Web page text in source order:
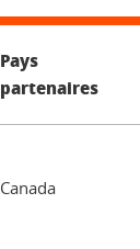
Pays
partenaires
Canada